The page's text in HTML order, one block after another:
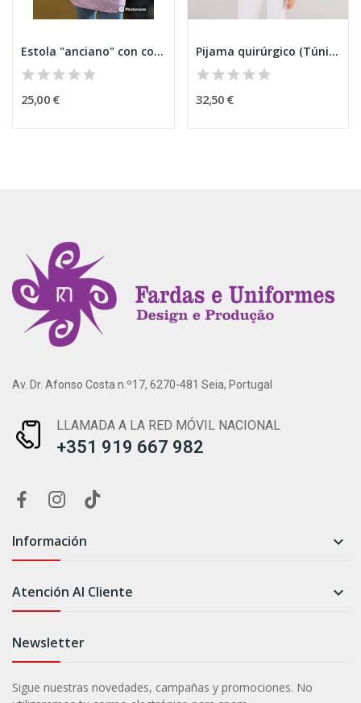
Estola "anciano" con corbata
25,00 €
Pijama quirúrgico (Túnica)
32,50 €
Av. Dr. Afonso Costa n.º17, 6270-481 Seia, Portugal
LLAMADA A LA RED MÓVIL NACIONAL
+351 919 667 982
Información 
Atención Al Cliente 
Newsletter
Sigue nuestras novedades, campañas y promociones. No